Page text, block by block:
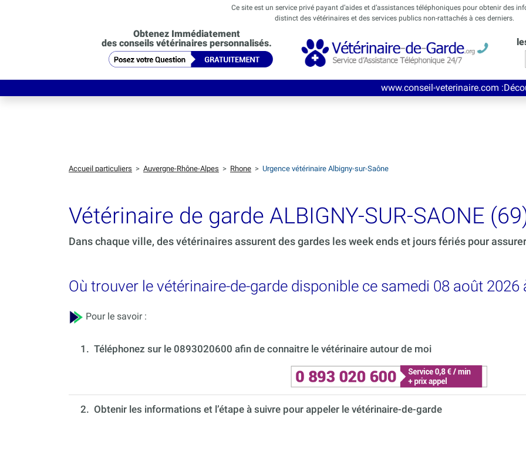
Ce site est un service privé payant d’aides et d’assistances téléphoniques pour obtenir des
distinct des vétérinaires et des services publics non-rattachés à ces derniers.
Obtenez Immédiatement
des conseils vétérinaires personnalisés.
www.conseil-veterinaire.com:Découvrez ce
Accueil particuliers > Auvergne-Rhône-Alpes > Rhone > Urgence vétérinaire Albigny-sur-Saône
Vétérinaire de garde ALBIGNY-SUR-SAONE
Dans chaque ville, des vétérinaires assurent des gardes les week ends et jours fériés pour
Où trouver le vétérinaire-de-garde disponible ce samedi 08 août 2026
Pour le savoir :
1. Téléphonez sur le 0893020600 afin de connaitre le vétérinaire autour de moi
2. Obtenir les informations et l’étape à suivre pour appeler le vétérinaire-de-garde